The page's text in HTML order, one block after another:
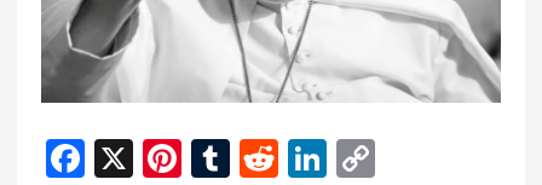
F
X
Pi T
R
Li